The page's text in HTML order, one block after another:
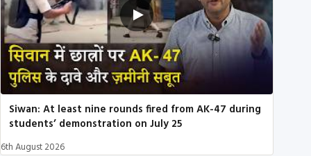
Siwan: At least nine rounds fired from AK-47 during
students’ demonstration on July 25
6th August 2026